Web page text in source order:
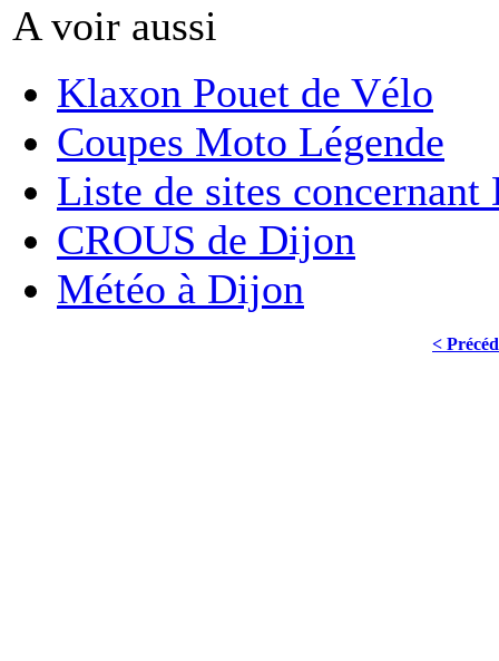
A voir aussi
Klaxon Pouet de Vélo
Coupes Moto Légende
Liste de sites
CROUS de Dijon
Météo à Dijon
<